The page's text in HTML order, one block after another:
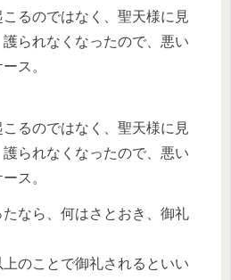
るのではなく、聖天様に見
られなくなったので、悪い
ス。
るのではなく、聖天様に見
られなくなったので、悪い
ス。
なら、何はさとおき、御礼
のことで御礼されるといい